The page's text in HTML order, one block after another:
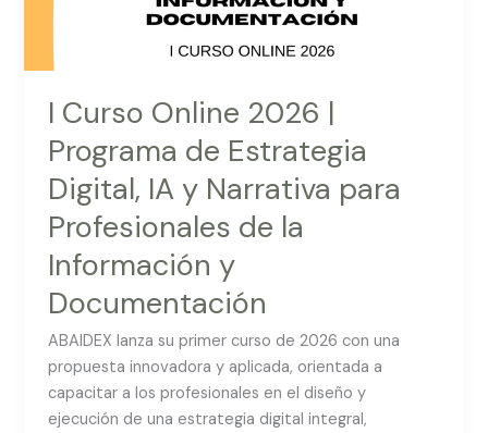
I Curso Online 2026 |
Programa de Estrategia
Digital, IA y Narrativa para
Profesionales de la
Información y
Documentación
ABAIDEX lanza su primer curso de 2026 con una
propuesta innovadora y aplicada, orientada a
capacitar a los profesionales en el diseño y
ejecución de una estrategia digital integral,
Narrativa
para
Profesionales
de
la
Información
y
Documentación